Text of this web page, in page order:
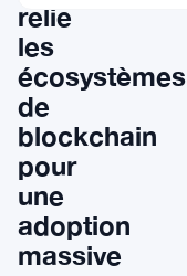
relie
les
écosystèmes
de
blockchain
pour
une
adoption
massive